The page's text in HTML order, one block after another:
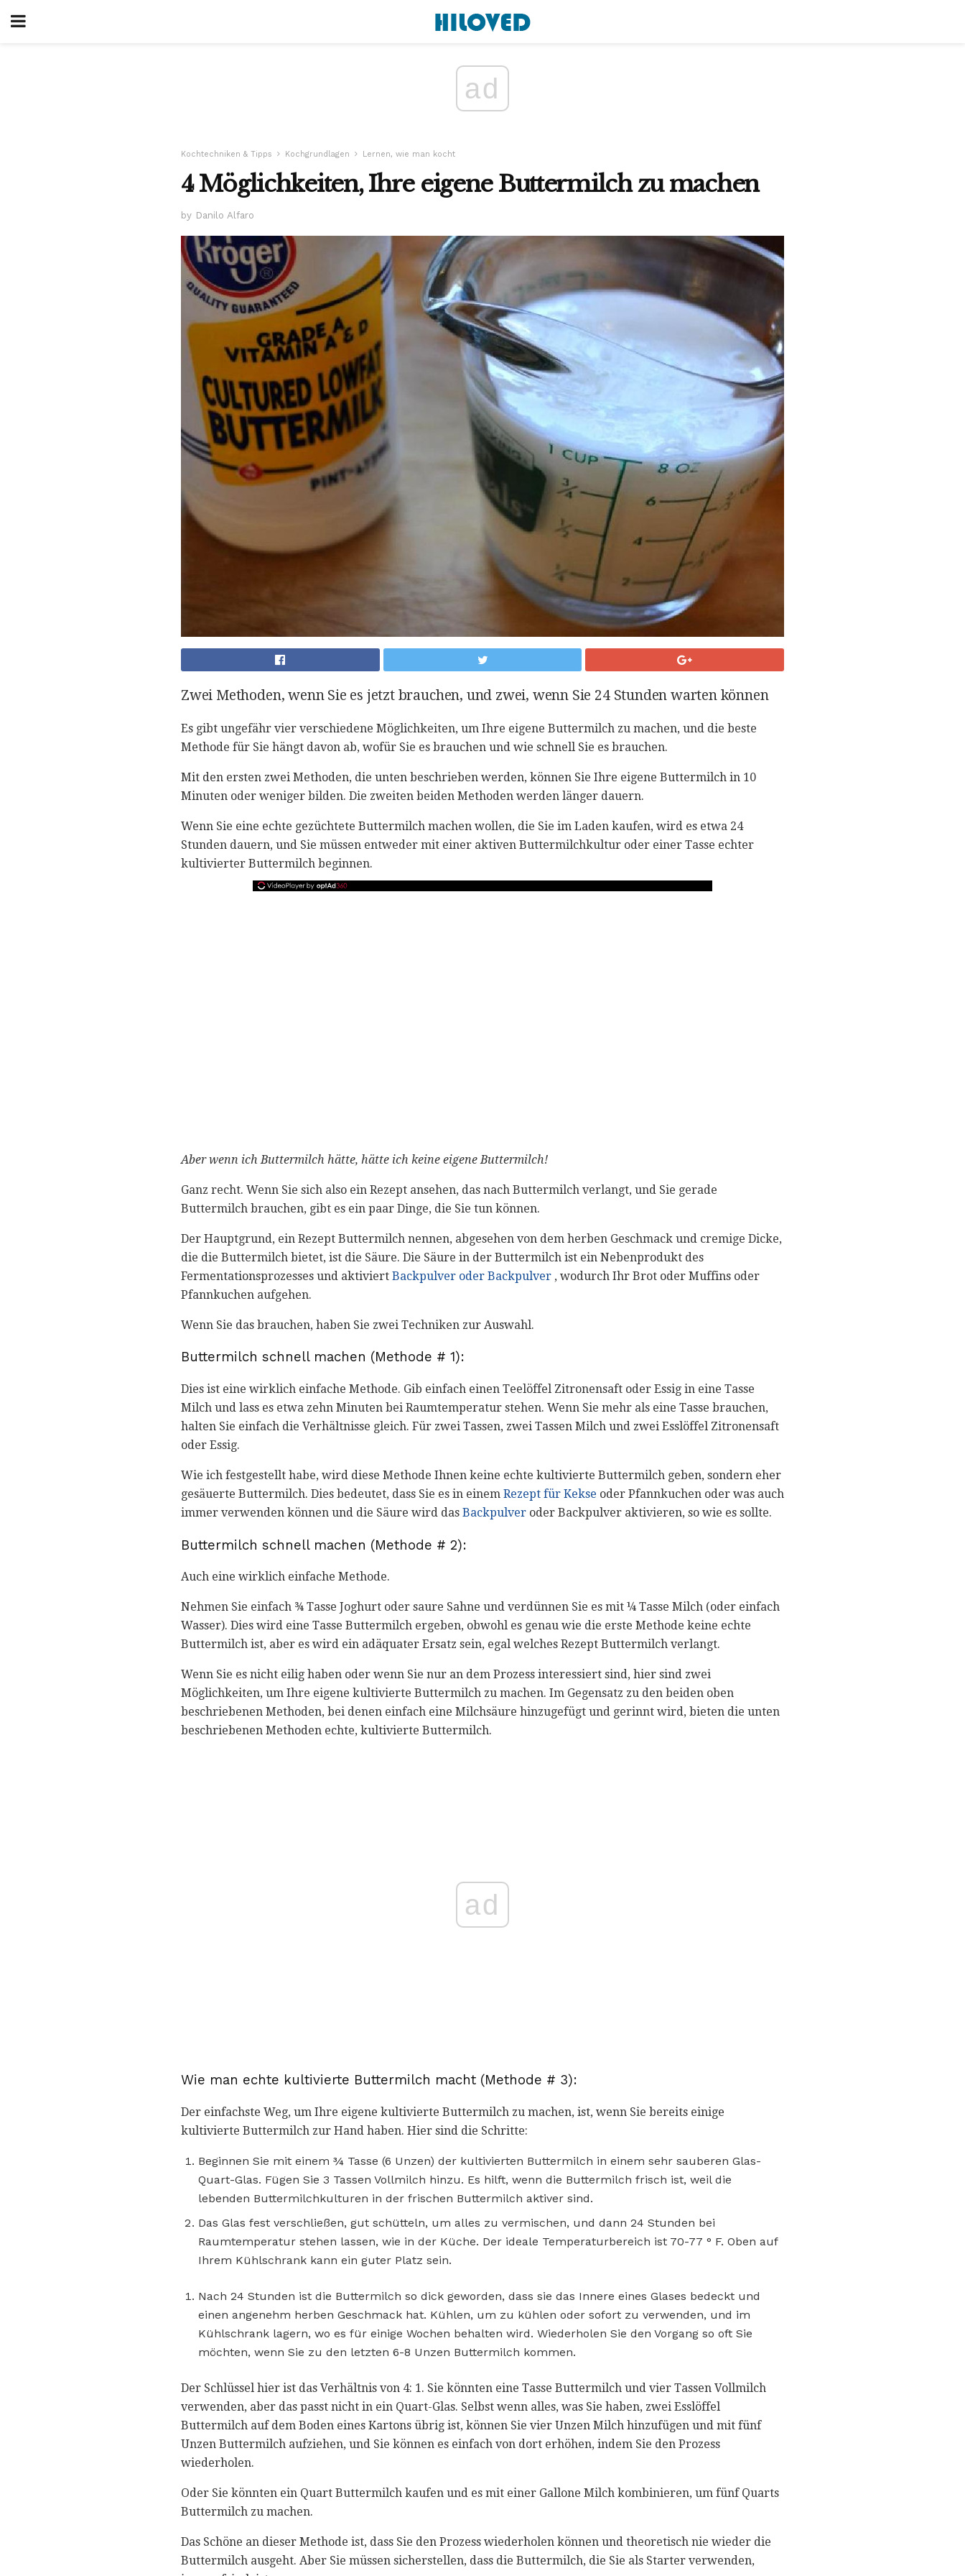
ad
Kochtechniken & Tipps Kochgrundlagen Lernen, wie man kocht
4 Möglichkeiten, Ihre eigene Buttermilch zu machen
by Danilo Alfaro
Zwei Methoden, wenn Sie es jetzt brauchen, und zwei, wenn Sie 24 Stunden warten können
Es gibt ungefähr vier verschiedene Möglichkeiten, um Ihre eigene Buttermilch zu machen, und die beste
Methode für Sie hängt davon ab, wofür Sie es brauchen und wie schnell Sie es brauchen.
Mit den ersten zwei Methoden, die unten beschrieben werden, können Sie Ihre eigene Buttermilch in 10
Minuten oder weniger bilden. Die zweiten beiden Methoden werden länger dauern.
Wenn Sie eine echte gezüchtete Buttermilch machen wollen, die Sie im Laden kaufen, wird es etwa 24
Stunden dauern, und Sie müssen entweder mit einer aktiven Buttermilchkultur oder einer Tasse echter
kultivierter Buttermilch beginnen.
Aber wenn ich Buttermilch hätte, hätte ich keine eigene Buttermilch!
Ganz recht. Wenn Sie sich also ein Rezept ansehen, das nach Buttermilch verlangt, und Sie gerade
Buttermilch brauchen, gibt es ein paar Dinge, die Sie tun können.
Der Hauptgrund, ein Rezept Buttermilch nennen, abgesehen von dem herben Geschmack und cremige Dicke,
die die Buttermilch bietet, ist die Säure. Die Säure in der Buttermilch ist ein Nebenprodukt des
Fermentationsprozesses und aktiviert Backpulver oder Backpulver , wodurch Ihr Brot oder Muffins oder
Pfannkuchen aufgehen.
Wenn Sie das brauchen, haben Sie zwei Techniken zur Auswahl.
Buttermilch schnell machen (Methode # 1):
Dies ist eine wirklich einfache Methode. Gib einfach einen Teelöffel Zitronensaft oder Essig in eine Tasse
Milch und lass es etwa zehn Minuten bei Raumtemperatur stehen. Wenn Sie mehr als eine Tasse brauchen,
halten Sie einfach die Verhältnisse gleich. Für zwei Tassen, zwei Tassen Milch und zwei Esslöffel Zitronensaft
oder Essig.
Wie ich festgestellt habe, wird diese Methode Ihnen keine echte kultivierte Buttermilch geben, sondern eher
gesäuerte Buttermilch. Dies bedeutet, dass Sie es in einem Rezept für Kekse oder Pfannkuchen oder was auch
immer verwenden können und die Säure wird das Backpulver oder Backpulver aktivieren, so wie es sollte.
Buttermilch schnell machen (Methode # 2):
Auch eine wirklich einfache Methode.
Nehmen Sie einfach ¾ Tasse Joghurt oder saure Sahne und verdünnen Sie es mit ¼ Tasse Milch (oder einfach
Wasser). Dies wird eine Tasse Buttermilch ergeben, obwohl es genau wie die erste Methode keine echte
Buttermilch ist, aber es wird ein adäquater Ersatz sein, egal welches Rezept Buttermilch verlangt.
Wenn Sie es nicht eilig haben oder wenn Sie nur an dem Prozess interessiert sind, hier sind zwei
Möglichkeiten, um Ihre eigene kultivierte Buttermilch zu machen. Im Gegensatz zu den beiden oben
beschriebenen Methoden, bei denen einfach eine Milchsäure hinzugefügt und gerinnt wird, bieten die unten
beschriebenen Methoden echte, kultivierte Buttermilch.
ad
Wie man echte kultivierte Buttermilch macht (Methode # 3):
Der einfachste Weg, um Ihre eigene kultivierte Buttermilch zu machen, ist, wenn Sie bereits einige
kultivierte Buttermilch zur Hand haben. Hier sind die Schritte:
Beginnen Sie mit einem ¾ Tasse (6 Unzen) der kultivierten Buttermilch in einem sehr sauberen Glas-
Quart-Glas. Fügen Sie 3 Tassen Vollmilch hinzu. Es hilft, wenn die Buttermilch frisch ist, weil die
lebenden Buttermilchkulturen in der frischen Buttermilch aktiver sind.
Das Glas fest verschließen, gut schütteln, um alles zu vermischen, und dann 24 Stunden bei
Raumtemperatur stehen lassen, wie in der Küche. Der ideale Temperaturbereich ist 70-77 ° F. Oben auf
Ihrem Kühlschrank kann ein guter Platz sein.
Nach 24 Stunden ist die Buttermilch so dick geworden, dass sie das Innere eines Glases bedeckt und
einen angenehm herben Geschmack hat. Kühlen, um zu kühlen oder sofort zu verwenden, und im
Kühlschrank lagern, wo es für einige Wochen behalten wird. Wiederholen Sie den Vorgang so oft Sie
möchten, wenn Sie zu den letzten 6-8 Unzen Buttermilch kommen.
Der Schlüssel hier ist das Verhältnis von 4: 1. Sie könnten eine Tasse Buttermilch und vier Tassen Vollmilch
verwenden, aber das passt nicht in ein Quart-Glas. Selbst wenn alles, was Sie haben, zwei Esslöffel
Buttermilch auf dem Boden eines Kartons übrig ist, können Sie vier Unzen Milch hinzufügen und mit fünf
Unzen Buttermilch aufziehen, und Sie können es einfach von dort erhöhen, indem Sie den Prozess
wiederholen.
Oder Sie könnten ein Quart Buttermilch kaufen und es mit einer Gallone Milch kombinieren, um fünf Quarts
Buttermilch zu machen.
Das Schöne an dieser Methode ist, dass Sie den Prozess wiederholen können und theoretisch nie wieder die
Buttermilch ausgeht. Aber Sie müssen sicherstellen, dass die Buttermilch, die Sie als Starter verwenden,